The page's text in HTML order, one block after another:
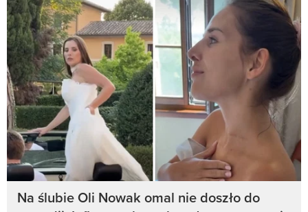
Na ślubie Oli Nowak omal nie doszło do